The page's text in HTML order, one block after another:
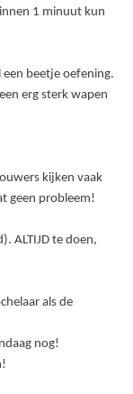
1 minuut kun
beetje oefening.
erg sterk wapen
kijken vaak
geen probleem!
ALTIJD te doen,
als de
nog!